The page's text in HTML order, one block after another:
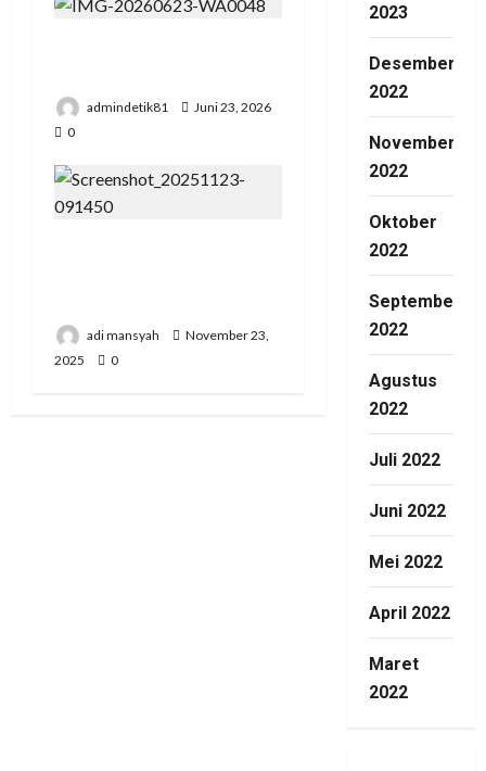
admindetik81
Juni 23, 2026
0
adi mansyah
November 23,
2025
0
2023
Desember
2022
November
2022
Oktober
2022
September
2022
Agustus
2022
Juli 2022
Juni 2022
Mei 2022
April 2022
Maret
2022